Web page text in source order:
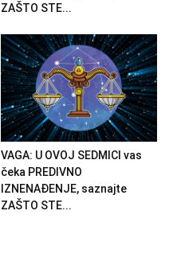
ZAŠTO STE...
VAGA: U OVOJ SEDMICI vas
čeka PREDIVNO
IZNENAĐENJE, saznajte
ZAŠTO STE...